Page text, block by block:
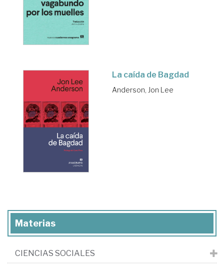
La caída de Bagdad
Anderson, Jon Lee
Materias
CIENCIAS SOCIALES